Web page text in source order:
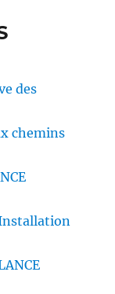
des
chemins